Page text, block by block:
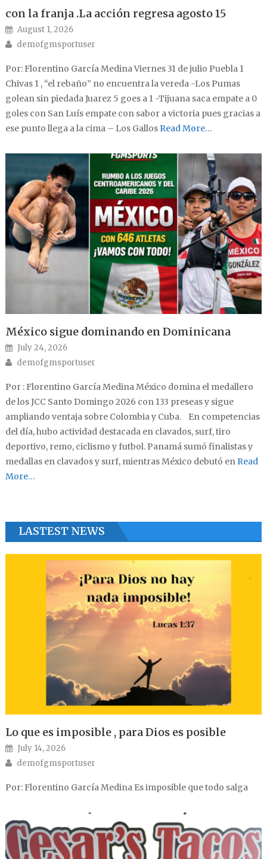
con la franja .La acción regresa agosto 15
Posted on
August 1, 2026
Author
demofgmsportuser
Por: Florentino García Medina Viernes 31 de julio Puebla 1
Chivas 1 , “el rebaño” no encuentra la vereda -Los Pumas
golean sin piedada Juarez 5 goes a 1 -Tijuana saca empate a 0
goles con San Luís empate con sabor a victoria pues gracias a
ese punto llega a la cima – Los GallosRead More…
México sigue dominando en Dominicana
Posted on
July 24, 2026
Author
demofgmsportuser
Por : Florentino García Medina México domina el medallero
de los JCC Santo Domingo 2026 con 133 preseas y sigue
ampliando ventaja sobre Colombia y Cuba. En competencias
del día, hubo actividad destacada en clavados, surf, tiro
deportivo, remo, ciclismo y futbol. Panamá sumó finalistas y
medallas en clavados y surf, mientras México debutó en Read
More…
LASTEST NEWS
Lo que es imposible , para Dios es posible
Posted on
July 14, 2026
Author
demofgmsportuser
Por: Florentino García Medina Es imposible que todo salga